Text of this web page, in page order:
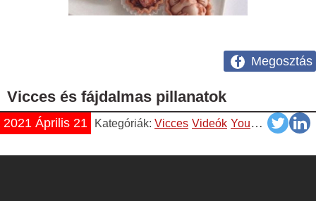
Megosztás
Vicces és fájdalmas pillanatok
2021 Április 21 Kategóriák: Vicces Videók YouTube